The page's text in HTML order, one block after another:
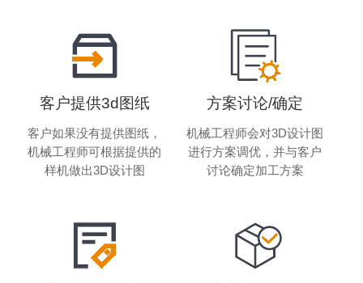
客户提供3d图纸
客户如果没有提供图纸，
机械工程师可根据提供的
样机做出3D设计图
方案讨论/确定
机械工程师会对3D设计图
进行方案调优，并与客户
讨论确定加工方案